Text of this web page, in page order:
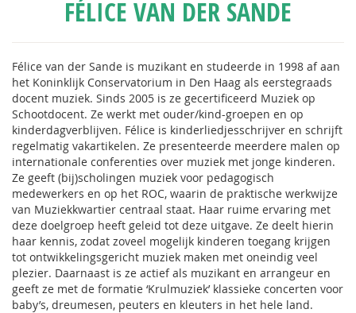
FÉLICE VAN DER SANDE
Félice van der Sande is muzikant en studeerde in 1998 af aan
het Koninklijk Conservatorium in Den Haag als eerstegraads
docent muziek. Sinds 2005 is ze gecertificeerd Muziek op
Schootdocent. Ze werkt met ouder/kind-groepen en op
kinderdagverblijven. Félice is kinderliedjesschrijver en schrijft
regelmatig vakartikelen. Ze presenteerde meerdere malen op
internationale conferenties over muziek met jonge kinderen.
Ze geeft (bij)scholingen muziek voor pedagogisch
medewerkers en op het ROC, waarin de praktische werkwijze
van Muziekkwartier centraal staat. Haar ruime ervaring met
deze doelgroep heeft geleid tot deze uitgave. Ze deelt hierin
haar kennis, zodat zoveel mogelijk kinderen toegang krijgen
tot ontwikkelingsgericht muziek maken met oneindig veel
plezier. Daarnaast is ze actief als muzikant en arrangeur en
geeft ze met de formatie ‘Krulmuziek’ klassieke concerten voor
baby’s, dreumesen, peuters en kleuters in het hele land.